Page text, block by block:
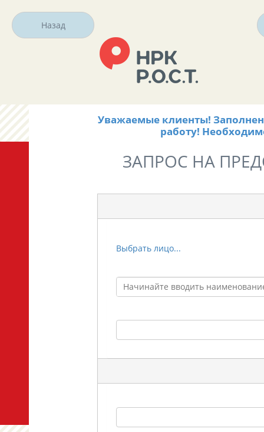
Назад
Уважаемые клиенты!
работу!
ЗАПРОС НА
Выбрать лицо...